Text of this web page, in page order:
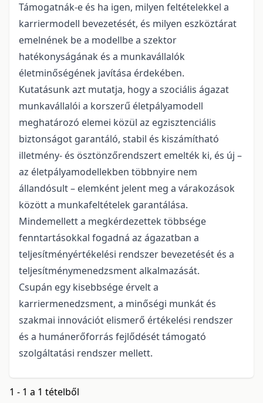
Támogatnák-e és ha igen, milyen feltételekkel a
karriermodell bevezetését, és milyen eszköztárat
emelnének be a modellbe a szektor
hatékonyságának és a munkavállalók
életminőségének javítása érdekében.
Kutatásunk azt mutatja, hogy a szociális ágazat
munkavállalói a korszerű életpályamodell
meghatározó elemei közül az egzisztenciális
biztonságot garantáló, stabil és kiszámítható
illetmény- és ösztönzőrendszert emelték ki, és új –
az életpályamodellekben többnyire nem
állandósult – elemként jelent meg a várakozások
között a munkafeltételek garantálása.
Mindemellett a megkérdezettek többsége
fenntartásokkal fogadná az ágazatban a
teljesítményértékelési rendszer bevezetését és a
teljesítménymenedzsment alkalmazását.
Csupán egy kisebbsége érvelt a
karriermenedzsment, a minőségi munkát és
szakmai innovációt elismerő értékelési rendszer
és a humánerőforrás fejlődését támogató
szolgáltatási rendszer mellett.
1 - 1 a 1 tételből